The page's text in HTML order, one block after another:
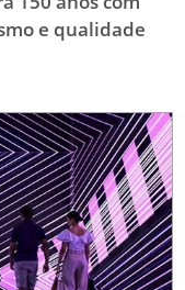
e qualidade